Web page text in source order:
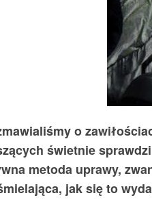
o
świetnie
metoda uprawy,
jak się to